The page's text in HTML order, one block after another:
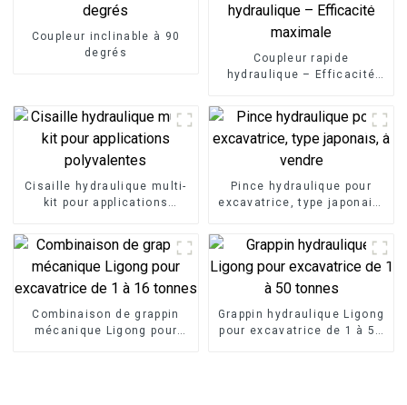
Coupleur inclinable à 90
degrés
Coupleur rapide
hydraulique – Efficacité
Cisaille hydraulique multi-
kit pour applications
Pince hydraulique pour
excavatrice, type japonais,
Combinaison de grappin
mécanique Ligong pour
Grappin hydraulique Ligong
pour excavatrice de 1 à 50